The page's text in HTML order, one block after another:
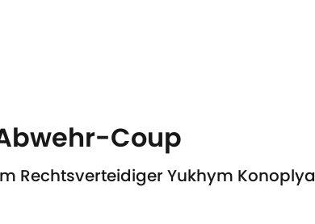
Coup
Rechtsverteidiger Yukhym